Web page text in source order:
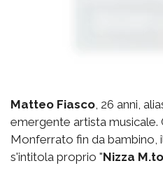
Matteo Fiasco, 26 anni,
emergente artista musicale.
Monferrato fin da bambino,
s'intitola proprio "Nizza M.to